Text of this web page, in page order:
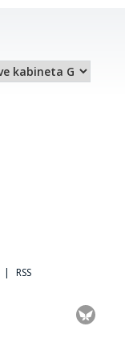
| RSS